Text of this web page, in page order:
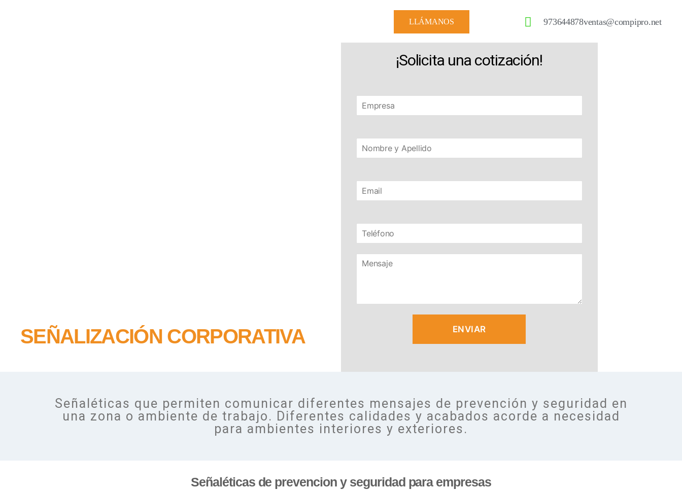
LLÁMANOS 973644878ventas@compipro.net
SEÑALIZACIÓN CORPORATIVA
¡Solicita una cotización!
ENVIAR
Señaléticas que permiten comunicar diferentes mensajes de prevención y seguridad en
una zona o ambiente de trabajo. Diferentes calidades y acabados acorde a necesidad
para ambientes interiores y exteriores.
Señaléticas de prevencion y seguridad para empresas